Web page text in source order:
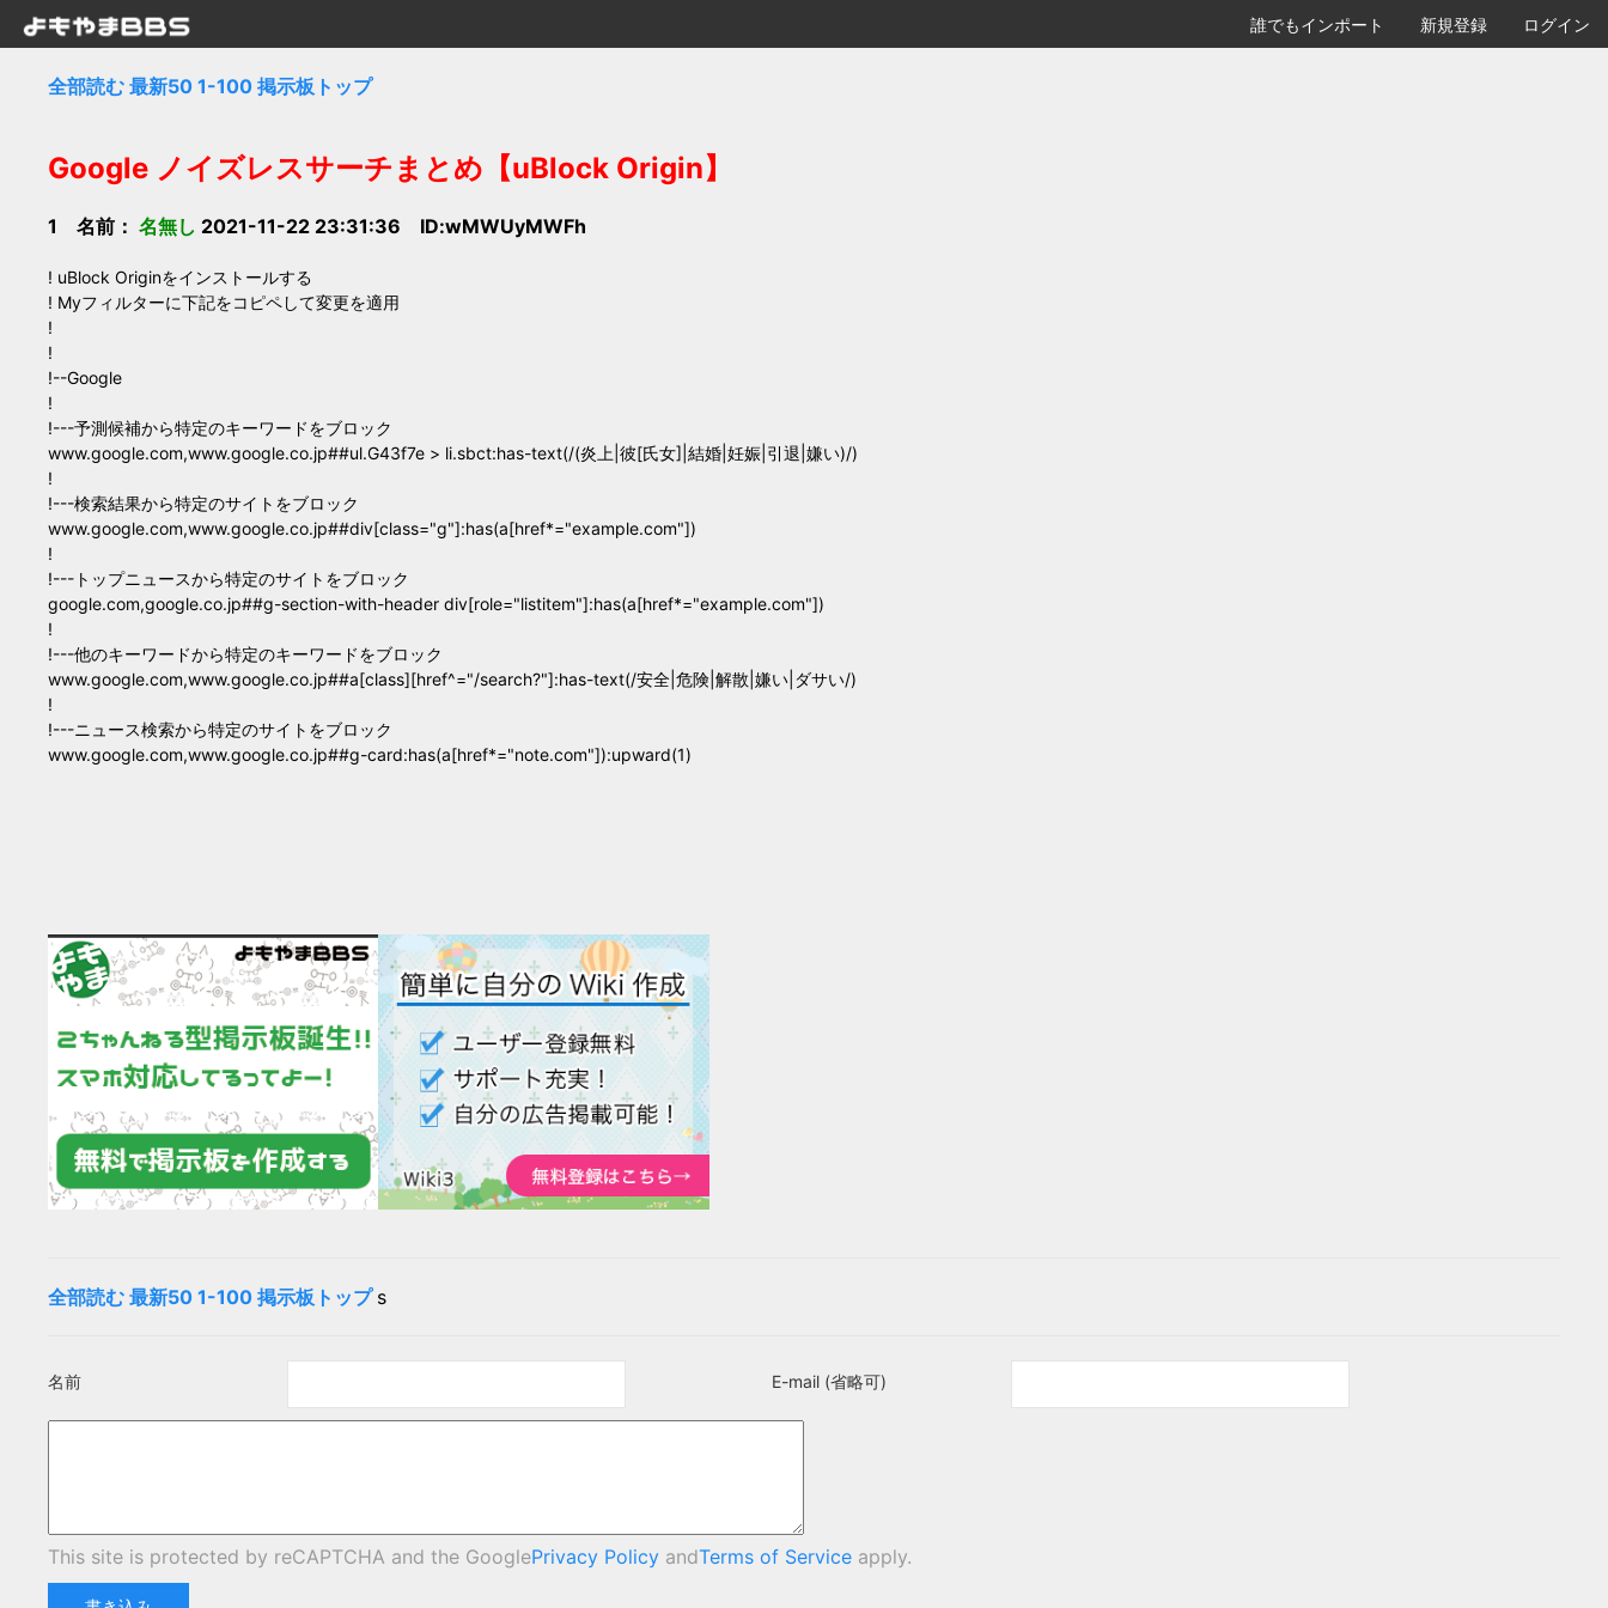
誰でもインポート 新規登録 ログイン
全部読む 最新50 1-100 掲示板トップ
Google ノイズレスサーチまとめ【uBlock Origin】
1 名前： 名無し 2021-11-22 23:31:36 ID:wMWUyMWFh
! uBlock Originをインストールする
! Myフィルターに下記をコピペして変更を適用
!
!
!--Google
!
!---予測候補から特定のキーワードをブロック
www.google.com,www.google.co.jp##ul.G43f7e > li.sbct:has-text(/(炎上|彼[氏女]|結婚|妊娠|引退|嫌い)/)
!
!---検索結果から特定のサイトをブロック
www.google.com,www.google.co.jp##div[class="g"]:has(a[href*="example.com"])
!
!---トップニュースから特定のサイトをブロック
google.com,google.co.jp##g-section-with-header div[role="listitem"]:has(a[href*="example.com"])
!
!---他のキーワードから特定のキーワードをブロック
www.google.com,www.google.co.jp##a[class][href^="/search?"]:has-text(/安全|危険|解散|嫌い|ダサい/)
!
!---ニュース検索から特定のサイトをブロック
www.google.com,www.google.co.jp##g-card:has(a[href*="note.com"]):upward(1)
全部読む 最新50 1-100 掲示板トップ s
名前 E-mail (省略可)
This site is protected by reCAPTCHA and the GooglePrivacy Policy andTerms of Service apply.